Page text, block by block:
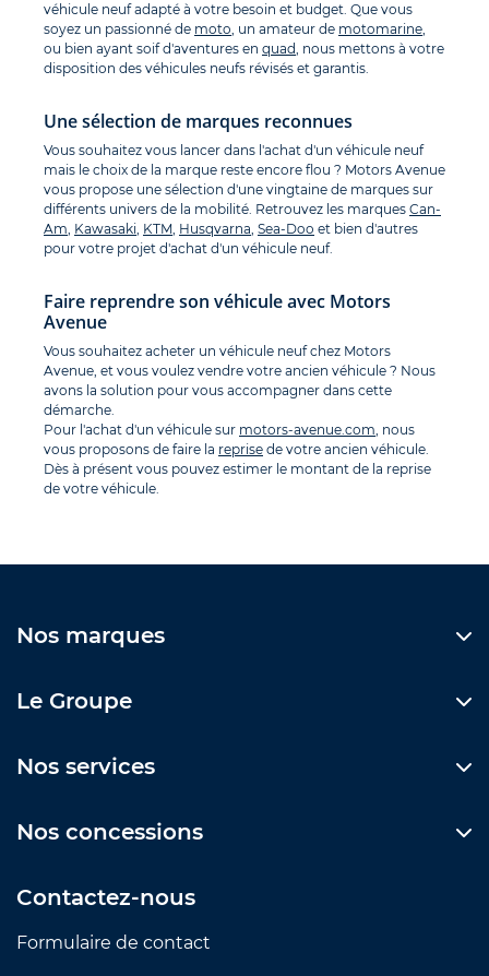
véhicule neuf adapté à votre besoin et budget. Que vous
soyez un passionné de moto, un amateur de motomarine,
ou bien ayant soif d'aventures en quad, nous mettons à votre
disposition des véhicules neufs révisés et garantis.
Une sélection de marques reconnues
Vous souhaitez vous lancer dans l'achat d'un véhicule neuf
mais le choix de la marque reste encore flou ? Motors Avenue
vous propose une sélection d'une vingtaine de marques sur
différents univers de la mobilité. Retrouvez les marques Can-
Am, Kawasaki, KTM, Husqvarna, Sea-Doo et bien d'autres
pour votre projet d'achat d'un véhicule neuf.
Faire reprendre son véhicule avec Motors
Avenue
Vous souhaitez acheter un véhicule neuf chez Motors
Avenue, et vous voulez vendre votre ancien véhicule ? Nous
avons la solution pour vous accompagner dans cette
démarche.
Pour l'achat d'un véhicule sur motors-avenue.com, nous
vous proposons de faire la reprise de votre ancien véhicule.
Dès à présent vous pouvez estimer le montant de la reprise
de votre véhicule.
Nos marques
Le Groupe
Nos services
Nos concessions
Contactez-nous
Formulaire de contact